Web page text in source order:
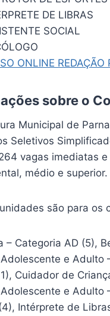
DE LIBRAS
SOCIAL
ONLINE REDAÇÃO
sobre o
Municipal de
Seletivos
vagas imediatas
médio e superior.
são para os
– Categoria AD (5),
e Adulto
Cuidador de
e Adulto
Intérprete de